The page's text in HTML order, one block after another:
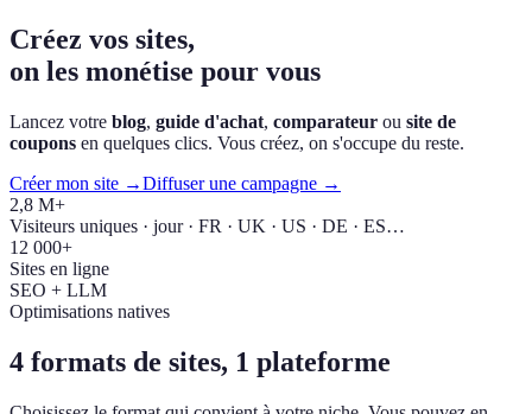
Créez vos sites,
on les monétise pour vous
Lancez votre blog, guide d'achat, comparateur ou site de
coupons en quelques clics. Vous créez, on s'occupe du reste.
Créer mon site →Diffuser une campagne →
2,8 M+
Visiteurs uniques · jour · FR · UK · US · DE · ES…
12 000+
Sites en ligne
SEO + LLM
Optimisations natives
4 formats de sites, 1 plateforme